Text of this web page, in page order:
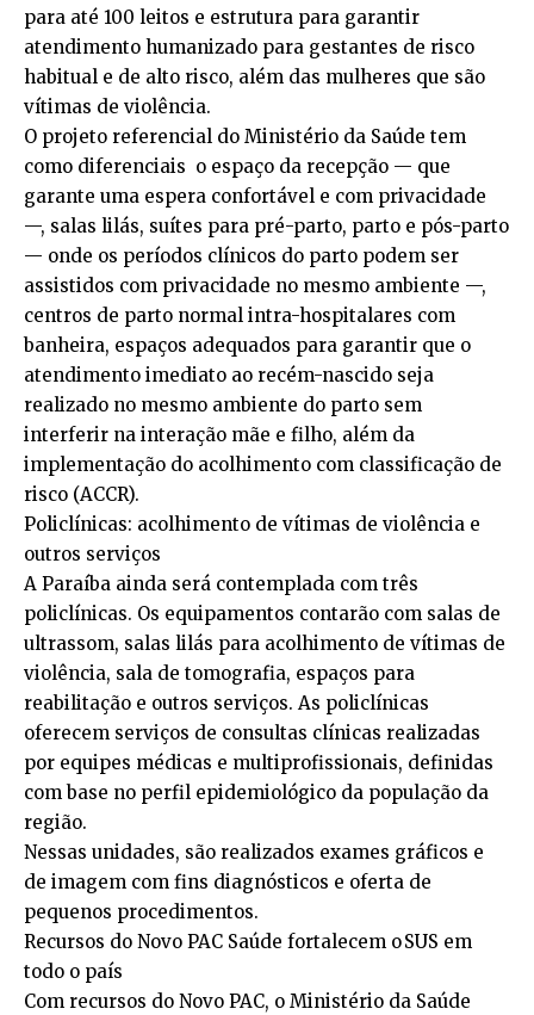
para até 100 leitos e estrutura para garantir
atendimento humanizado para gestantes de risco
habitual e de alto risco, além das mulheres que são
vítimas de violência.
O projeto referencial do Ministério da Saúde tem
como diferenciais o espaço da recepção — que
garante uma espera confortável e com privacidade
—, salas lilás, suítes para pré-parto, parto e pós-parto
— onde os períodos clínicos do parto podem ser
assistidos com privacidade no mesmo ambiente —,
centros de parto normal intra-hospitalares com
banheira, espaços adequados para garantir que o
atendimento imediato ao recém-nascido seja
realizado no mesmo ambiente do parto sem
interferir na interação mãe e filho, além da
implementação do acolhimento com classificação de
risco (ACCR).
Policlínicas: acolhimento de vítimas de violência e
outros serviços
A Paraíba ainda será contemplada com três
policlínicas. Os equipamentos contarão com salas de
ultrassom, salas lilás para acolhimento de vítimas de
violência, sala de tomografia, espaços para
reabilitação e outros serviços. As policlínicas
oferecem serviços de consultas clínicas realizadas
por equipes médicas e multiprofissionais, definidas
com base no perfil epidemiológico da população da
região.
Nessas unidades, são realizados exames gráficos e
de imagem com fins diagnósticos e oferta de
pequenos procedimentos.
Recursos do Novo PAC Saúde fortalecem o SUS em
todo o país
Com recursos do Novo PAC, o Ministério da Saúde